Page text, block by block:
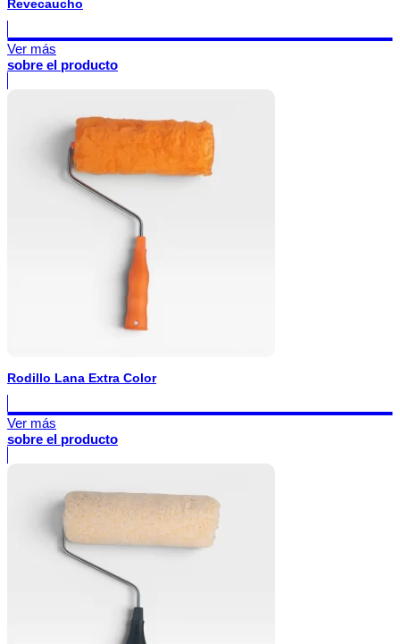
Revecaucho
Ver más
sobre el producto
Rodillo Lana Extra Color
Ver más
sobre el producto